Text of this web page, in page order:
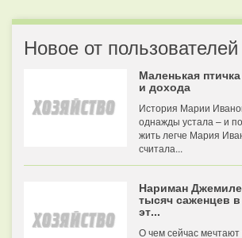
Новое от пользователей
Маленькая
и дохода
История Марии
однажды устала – и
жить легче Мария
считала...
Нариман
тысяч саженцев
эт...
О чем сейчас